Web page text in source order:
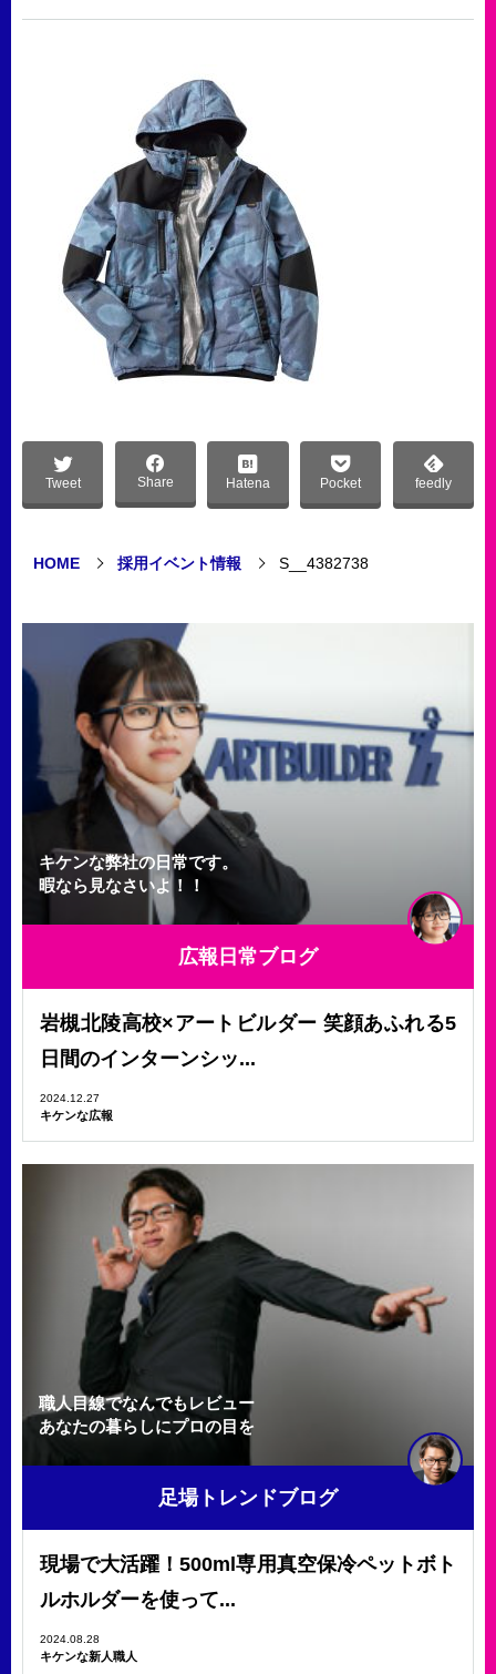
Tweet Share Hatena Pocket feedly
HOME 採用イベント情報 S__4382738
キケンな弊社の日常です。
暇なら見なさいよ！！
広報日常ブログ
岩槻北陵高校×アートビルダー 笑顔あふれる5
日間のインターンシッ...
2024.12.27
キケンな広報
職人目線でなんでもレビュー
あなたの暮らしにプロの目を
足場トレンドブログ
現場で大活躍！500ml専用真空保冷ペットボト
ルホルダーを使って...
2024.08.28
キケンな新人職人